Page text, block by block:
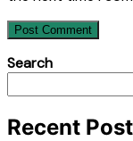
Search
Recent